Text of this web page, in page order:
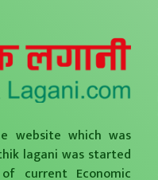
website which was
lagani was started
current Economic